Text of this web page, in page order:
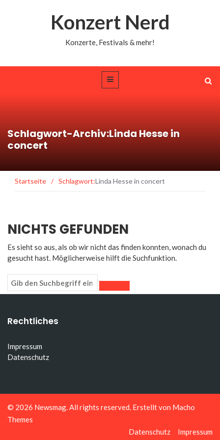
Konzert Nerd
Konzerte, Festivals & mehr!
Schlagwort-Archiv:Linda Hesse in
concert
Startseite / Schlagwort:Linda Hesse in concert
NICHTS GEFUNDEN
Es sieht so aus, als ob wir nicht das finden konnten, wonach du
gesucht hast. Möglicherweise hilft die Suchfunktion.
Rechtliches
Impressum
Datenschutz
© 2026 Newsmag . All rights reserved. Erstellt von Macho
Themes
Datenschutz
Impressum